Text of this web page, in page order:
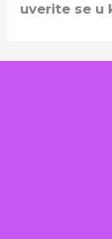
uverite se u